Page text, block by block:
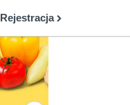
Rejestracja